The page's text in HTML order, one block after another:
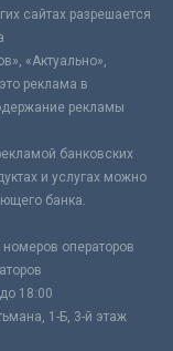
сайтах разрешается
«Актуально»,
реклама в
рекламы
банковских
и услугах можно
банка.
операторов
18:00
1-Б, 3-й этаж